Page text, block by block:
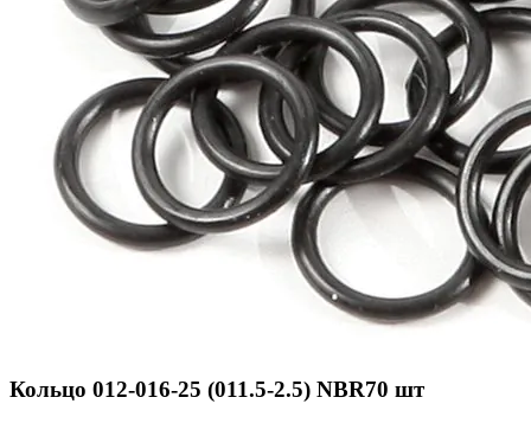
Кольцо 012-016-25 (011.5-2.5) NBR70 шт